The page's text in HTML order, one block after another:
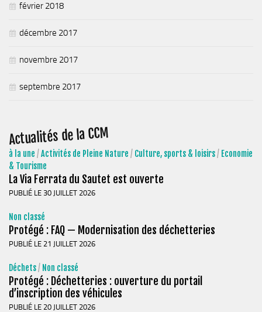
février 2018
décembre 2017
novembre 2017
septembre 2017
Actualités de la CCM
à la une /Activités de Pleine Nature / Culture, sports & loisirs/ Economie
& Tourisme
La Via Ferrata du Sautet est ouverte
PUBLIÉ LE 30 JUILLET 2026
Non classé
Protégé : FAQ — Modernisation des déchetteries
PUBLIÉ LE 21 JUILLET 2026
Déchets/ Non classé
Protégé : Déchetteries : ouverture du portail
d’inscription des véhicules
PUBLIÉ LE 20 JUILLET 2026